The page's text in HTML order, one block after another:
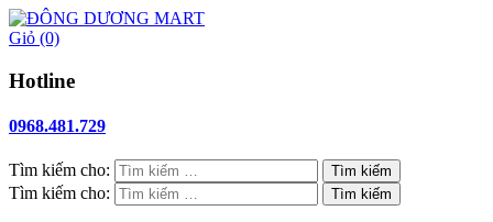
Giỏ (0)
Hotline
0968.481.729
Tìm kiếm cho:
Tìm kiếm cho: